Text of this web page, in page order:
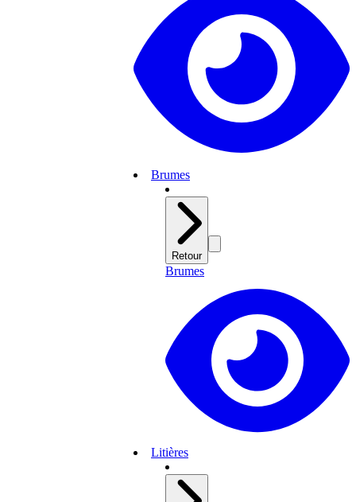
Brumes
Retour
Brumes
Litières